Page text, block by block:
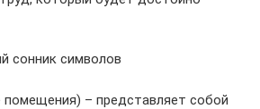
сонник символов
– представляет собой